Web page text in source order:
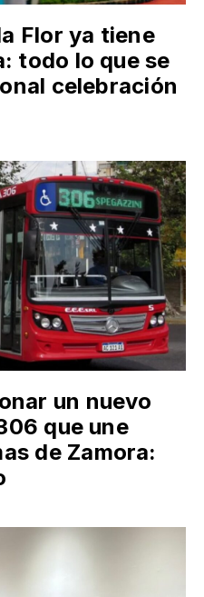
Flor ya tiene
todo lo que se
celebración
un nuevo
que une
de Zamora: